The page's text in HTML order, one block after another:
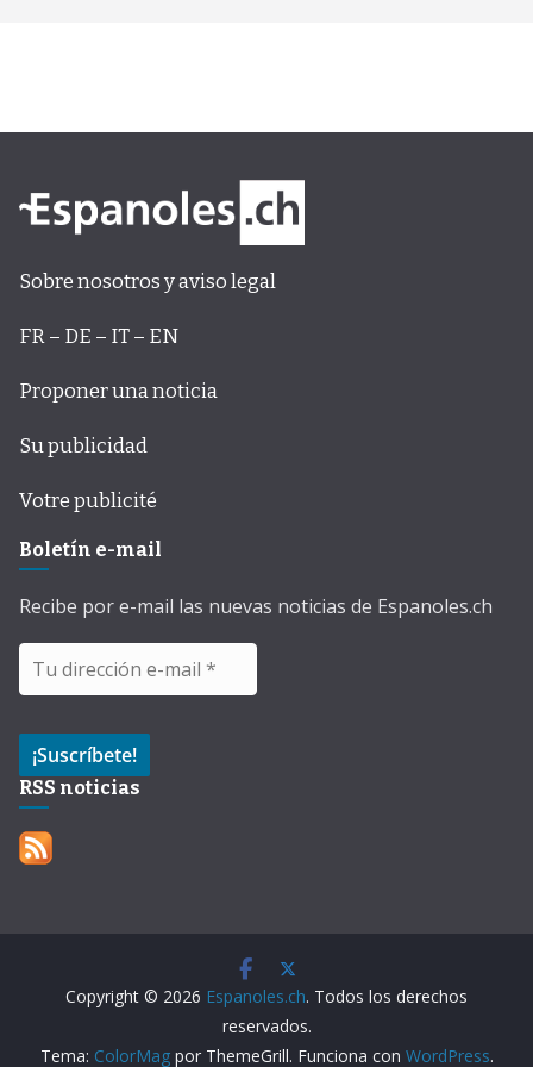
Sobre nosotros y aviso legal
FR – DE – IT – EN
Proponer una noticia
Su publicidad
Votre publicité
Boletín e-mail
Recibe por e-mail las nuevas noticias de Espanoles.ch
RSS noticias
Copyright © 2026 Espanoles.ch. Todos los derechos
reservados.
Tema: ColorMagpor ThemeGrill. Funciona con WordPress.